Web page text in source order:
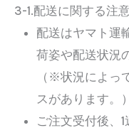
3-1.配送に関する注
配送はヤマト運
荷姿や配送状況
（※状況によっ
スがあります。）
ご注文受付後、